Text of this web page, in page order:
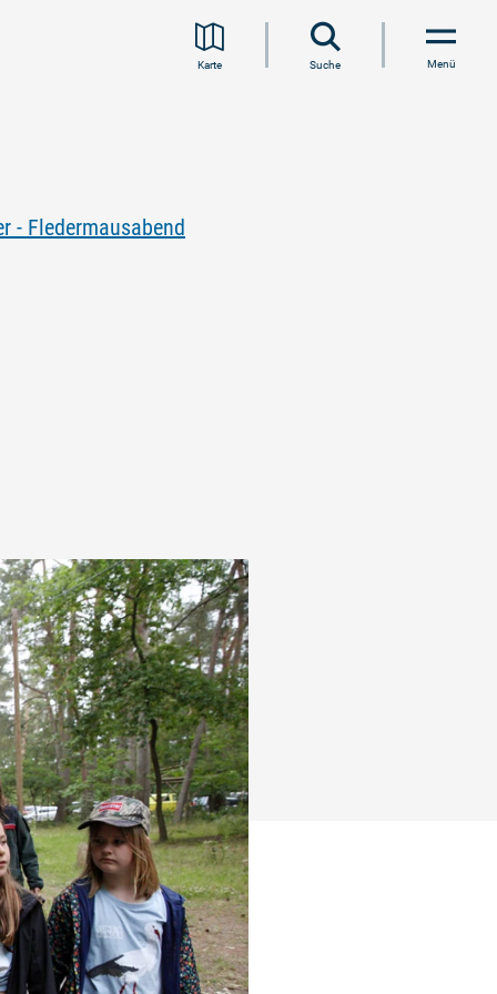
Karte Suche Menü
- Fledermausabend